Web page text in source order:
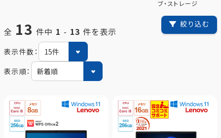
ブ・ストレージ
全 13 件中 1 - 13 件を表示
絞り込む
表示件数：
表示順：